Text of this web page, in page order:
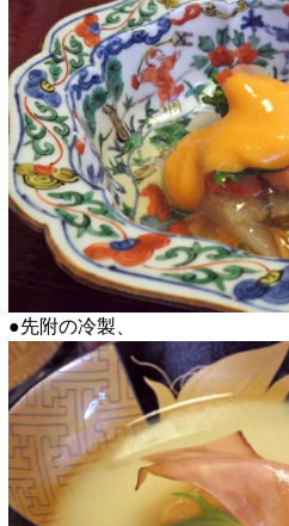
●先附の冷製、